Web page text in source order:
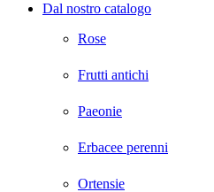
Dal nostro catalogo
Rose
Frutti antichi
Paeonie
Erbacee perenni
Ortensie